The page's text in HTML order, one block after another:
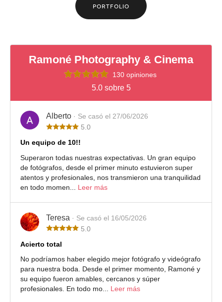
PORTFOLIO
Ramoné Photography & Cinema
130 opiniones
5.0 sobre 5
Alberto · Se casó el 27/06/2026
5.0
Un equipo de 10!!
Superaron todas nuestras expectativas. Un gran equipo
de fotógrafos, desde el primer minuto estuvieron super
atentos y profesionales, nos transmieron una tranquilidad
en todo momen... Leer más
Teresa · Se casó el 16/05/2026
5.0
Acierto total
No podríamos haber elegido mejor fotógrafo y videógrafo
para nuestra boda. Desde el primer momento, Ramoné y
su equipo fueron amables, cercanos y súper
profesionales. En todo mo... Leer más